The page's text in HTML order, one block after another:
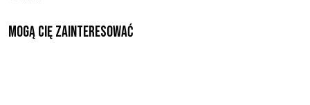
Mogą Cię zainteresować